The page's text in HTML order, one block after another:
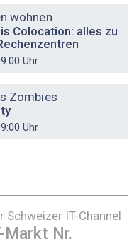
wohnen
Colocation: alles zu
Uhr
Zombies
Uhr
Schweizer IT-Channel
Markt Nr.